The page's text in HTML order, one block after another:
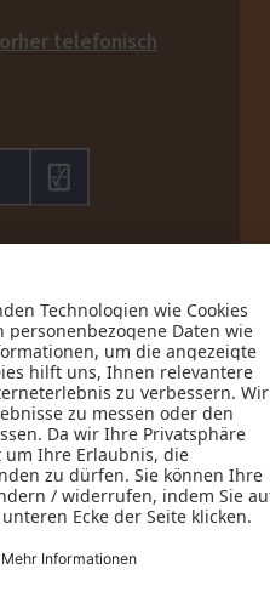
telefonisch
Kontakt
GmbH © 2026